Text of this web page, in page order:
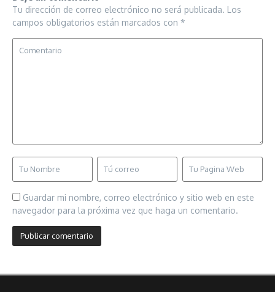
Tu dirección de correo electrónico no será publicada. Los
campos obligatorios están marcados con *
Guardar mi nombre, correo electrónico y sitio web en este
navegador para la próxima vez que haga un comentario.